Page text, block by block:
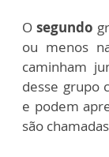
Osegundo
ou menos
caminham
desse grupo
e podem
são